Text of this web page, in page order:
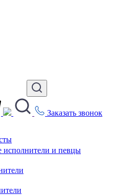
Заказать звонок
исполнители и певцы